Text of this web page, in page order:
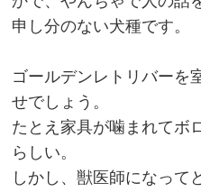
申し分のない犬種です。
ゴールデンレトリバーを
せでしょう。
たとえ家具が噛まれてボ
らしい。
しかし、獣医師になって